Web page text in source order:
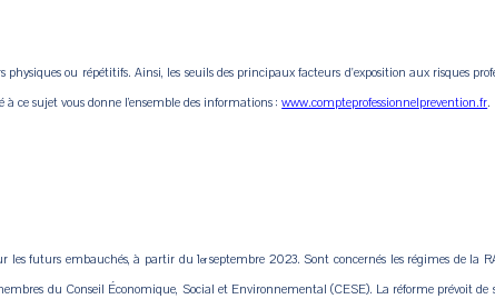
ou répétitifs. Ainsi, les seuils des principaux facteurs d'exposition aux risques
ce sujet vous donne l’ensemble des informations :www.compteprofessionnelprevention.fr.
les futurs embauchés, à partir du 1erseptembre 2023. Sont concernés les régimes de la
du Conseil Économique, Social et Environnemental (CESE). La réforme prévoit